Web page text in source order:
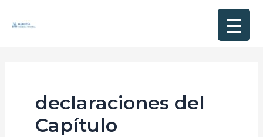
declaraciones del
Capítulo